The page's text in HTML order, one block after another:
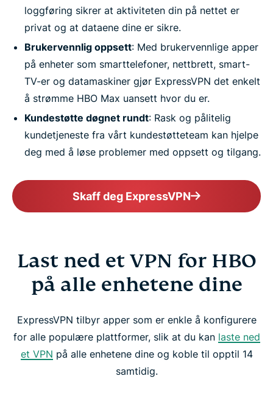
loggføring sikrer at aktiviteten din på nettet er
privat og at dataene dine er sikre.
Brukervennlig oppsett: Med brukervennlige apper
på enheter som smarttelefoner, nettbrett, smart-
TV-er og datamaskiner gjør ExpressVPN det enkelt
å strømme HBO Max uansett hvor du er.
Kundestøtte døgnet rundt: Rask og pålitelig
kundetjeneste fra vårt kundestøtteteam kan hjelpe
deg med å løse problemer med oppsett og tilgang.
Skaff deg ExpressVPN
Last ned et VPN for HBO
på alle enhetene dine
ExpressVPN tilbyr apper som er enkle å konfigurere
for alle populære plattformer, slik at du kan laste ned
et VPN på alle enhetene dine og koble til opptil 14
samtidig.